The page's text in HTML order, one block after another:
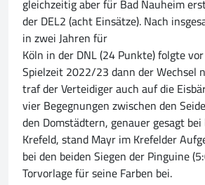
gleichzeitig aber für Bad Nauheim
der DEL2 (acht Einsätze). Nach
in zwei Jahren für
Köln in der DNL (24 Punkte) folgte
Spielzeit 2022/23 dann der Wechsel
traf der Verteidiger auch auf die
vier Begegnungen zwischen den
den Domstädtern, genauer gesagt
Krefeld, stand Mayr im Krefelder
bei den beiden Siegen der Pinguine
Torvorlage für seine Farben bei.